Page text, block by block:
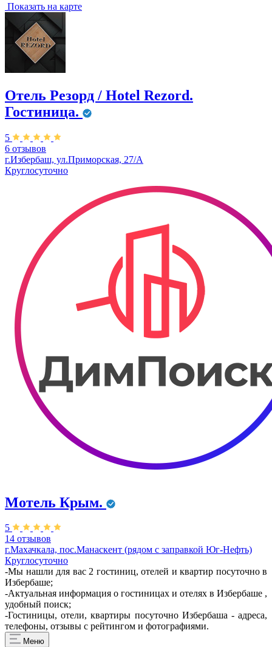
Показать на карте
Отель Резорд / Hotel Rezord.
Гостиница.
5
6 отзывов
г.Избербаш, ул.Приморская, 27/А
Круглосуточно
Мотель Крым.
5
14 отзывов
г.Махачкала, пос.Манаскент (рядом с заправкой Юг-Нефть)
Круглосуточно
-Мы нашли для вас 2 гостиниц, отелей и квартир посуточно в
Избербаше;
-Актуальная информация о гостиницах и отелях в Избербаше ,
удобный поиск;
-Гостиницы, отели, квартиры посуточно Избербаша - адреса,
телефоны, отзывы с рейтингом и фотографиями.
Меню